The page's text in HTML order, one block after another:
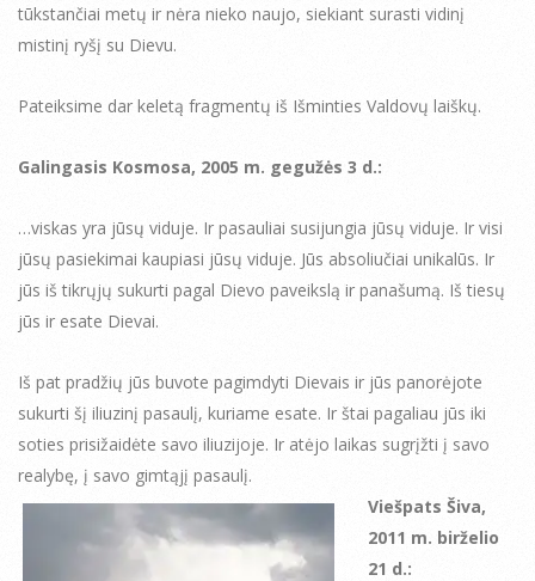
tūkstančiai metų ir nėra nieko naujo, siekiant surasti vidinį
mistinį ryšį su Dievu.
Pateiksime dar keletą fragmentų iš Išminties Valdovų laiškų.
Galingasis Kosmosa, 2005 m. gegužės 3 d.:
…viskas yra jūsų viduje. Ir pasauliai susijungia jūsų viduje. Ir visi
jūsų pasiekimai kaupiasi jūsų viduje. Jūs absoliučiai unikalūs. Ir
jūs iš tikrųjų sukurti pagal Dievo paveikslą ir panašumą. Iš tiesų
jūs ir esate Dievai.
Iš pat pradžių jūs buvote pagimdyti Dievais ir jūs panorėjote
sukurti šį iliuzinį pasaulį, kuriame esate. Ir štai pagaliau jūs iki
soties prisižaidėte savo iliuzijoje. Ir atėjo laikas sugrįžti į savo
realybę, į savo gimtąjį pasaulį.
Viešpats Šiva,
2011 m. birželio
21 d.: